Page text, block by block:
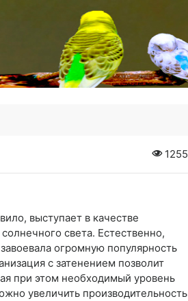
1255
выступает в качестве
света. Естественно,
огромную популярность
с затенением позволит
при этом необходимый уровень
увеличить производительность